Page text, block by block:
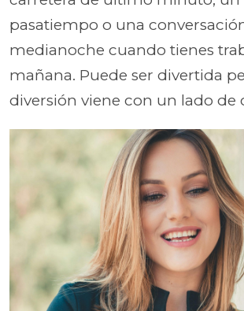
pasatiempo o una
medianoche cuando tienes
mañana. Puede ser divertida
diversión viene con un lado de